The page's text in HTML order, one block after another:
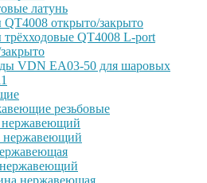
латунь
открыто/закрыто
QT4008 L-port
VDN EA03-50 для шаровых
резьбовые
нержавеющий
нержавеющий
нержавеющая